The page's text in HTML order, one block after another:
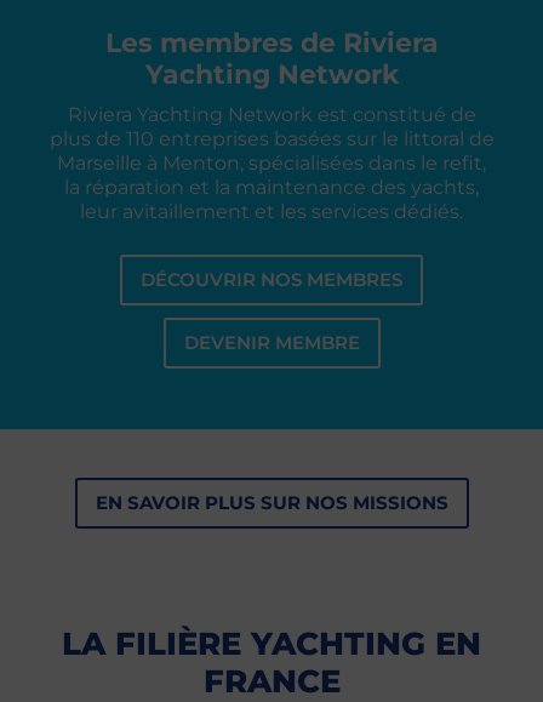
Les membres de Riviera
Yachting Network
Riviera Yachting Network est constitué de
plus de 110 entreprises basées sur le littoral de
Marseille à Menton, spécialisées dans le refit,
la réparation et la maintenance des yachts,
leur avitaillement et les services dédiés.
DÉCOUVRIR NOS MEMBRES
DEVENIR MEMBRE
EN SAVOIR PLUS SUR NOS MISSIONS
LA FILIÈRE YACHTING EN
FRANCE